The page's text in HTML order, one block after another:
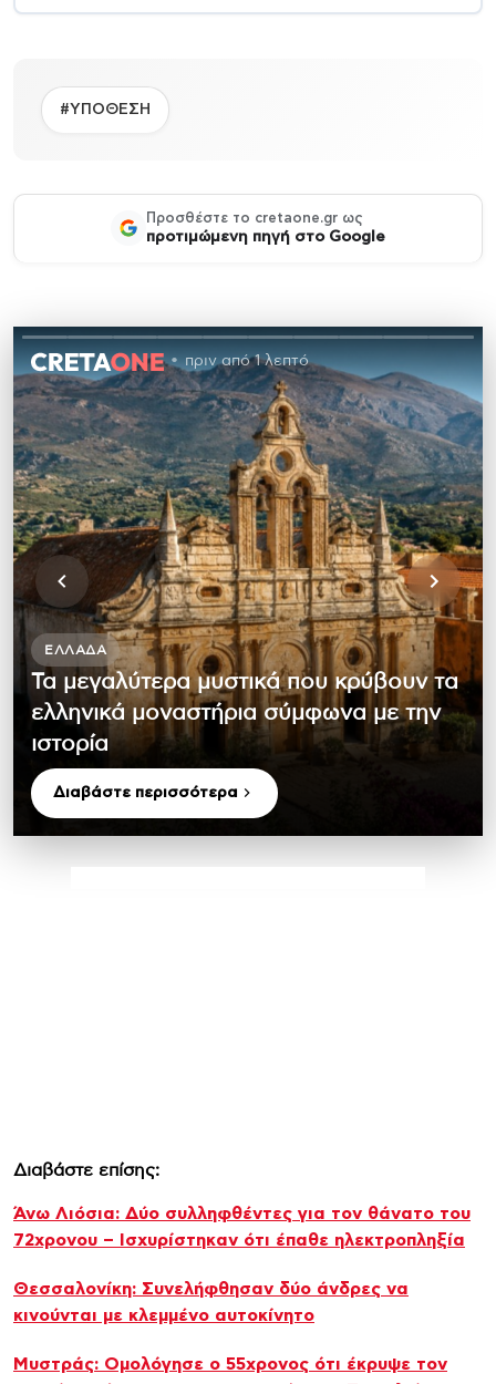
#ΥΠΟΘΕΣΗ
Προσθέστε το cretaone.gr ως
προτιμώμενη πηγή στο Google
πριν από 1 λεπτό
ΕΛΛΆΔΑ
Τα μεγαλύτερα μυστικά που κρύβουν τα
ελληνικά μοναστήρια σύμφωνα με την
ιστορία
Διαβάστε περισσότερα
Διαβάστε επίσης:
Άνω Λιόσια: Δύο συλληφθέντες για τον θάνατο του
72χρονου – Ισχυρίστηκαν ότι έπαθε ηλεκτροπληξία
Θεσσαλονίκη: Συνελήφθησαν δύο άνδρες να
κινούνται με κλεμμένο αυτοκίνητο
Μυστράς: Ομολόγησε ο 55χρονος ότι έκρυψε τον